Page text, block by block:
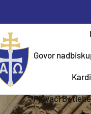
Govor
Pjevači